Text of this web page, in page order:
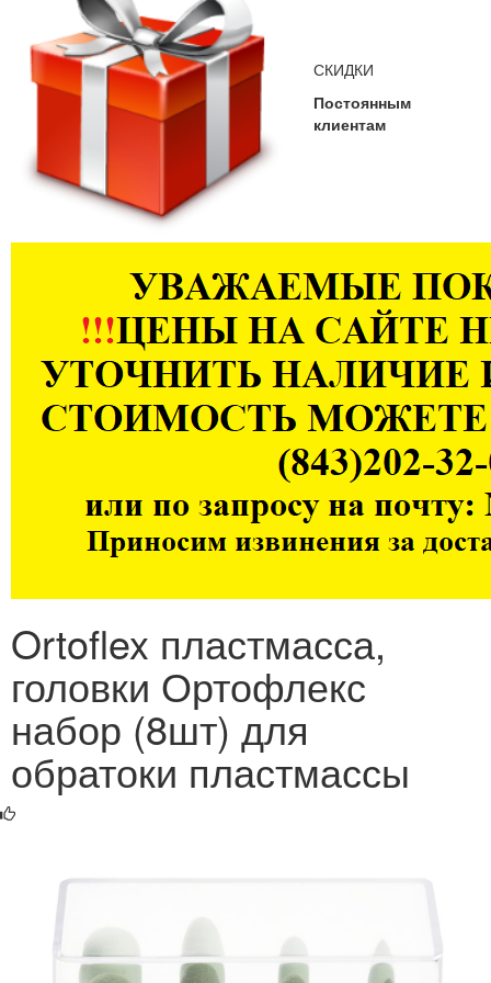
СКИДКИ
Постоянным
клиентам
Ortoflex пластмасса,
головки Ортофлекс
набор (8шт) для
обратоки пластмассы